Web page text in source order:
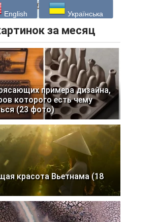
English Українська
за месяц
примера дизайна,
которого есть чему
(23 фото)
красота Вьетнама (18